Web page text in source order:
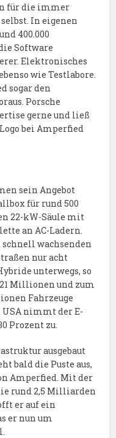
für die immer
In eigenen
400.000
Software
Elektronisches
wie Testlabore.
sogar den
Porsche
gerne und ließ
bei Amperfied
sein Angebot
für rund 500
22-kW-Säule mit
an AC-Ladern.
wachsenden
nur acht
unterwegs, so
Millionen und zum
Fahrzeuge
USA nimmt der E-
Prozent zu.
ausgebaut
bald die Puste aus,
Amperfied. Mit der
rund 2,5 Milliarden
er auf ein
er nun um